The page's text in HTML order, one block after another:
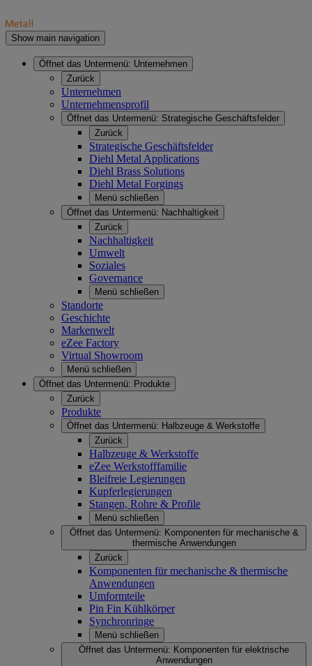
Show main navigation
Öffnet das Untermenü: Unternehmen
Zurück
Unternehmen
Unternehmensprofil
Öffnet das Untermenü: Strategische Geschäftsfelder
Zurück
Strategische Geschäftsfelder
Diehl Metal Applications
Diehl Brass Solutions
Diehl Metal Forgings
Menü schließen
Öffnet das Untermenü: Nachhaltigkeit
Zurück
Nachhaltigkeit
Umwelt
Soziales
Governance
Menü schließen
Standorte
Geschichte
Markenwelt
eZee Factory
Virtual Showroom
Menü schließen
Öffnet das Untermenü: Produkte
Zurück
Produkte
Öffnet das Untermenü: Halbzeuge & Werkstoffe
Zurück
Halbzeuge & Werkstoffe
eZee Werkstofffamilie
Bleifreie Legierungen
Kupferlegierungen
Stangen, Rohre & Profile
Menü schließen
Öffnet das Untermenü: Komponenten für mechanische &
thermische Anwendungen
Zurück
Komponenten für mechanische & thermische
Anwendungen
Umformteile
Pin Fin Kühlkörper
Synchronringe
Menü schließen
Öffnet das Untermenü: Komponenten für elektrische
Anwendungen